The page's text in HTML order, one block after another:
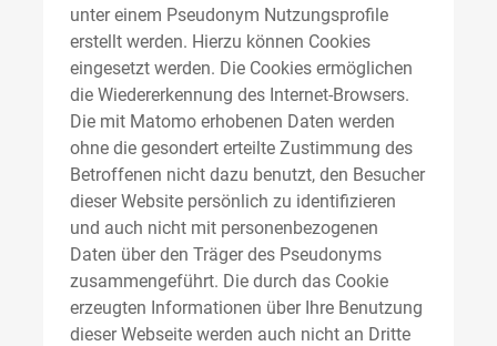
unter einem Pseudonym Nutzungsprofile
erstellt werden. Hierzu können Cookies
eingesetzt werden. Die Cookies ermöglichen
die Wiedererkennung des Internet-Browsers.
Die mit Matomo erhobenen Daten werden
ohne die gesondert erteilte Zustimmung des
Betroffenen nicht dazu benutzt, den Besucher
dieser Website persönlich zu identifizieren
und auch nicht mit personenbezogenen
Daten über den Träger des Pseudonyms
zusammengeführt. Die durch das Cookie
erzeugten Informationen über Ihre Benutzung
dieser Webseite werden auch nicht an Dritte